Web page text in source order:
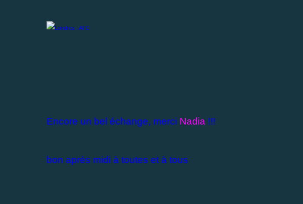
Encore un bel échange, merci Nadia !!!
bon après midi à toutes et à tous